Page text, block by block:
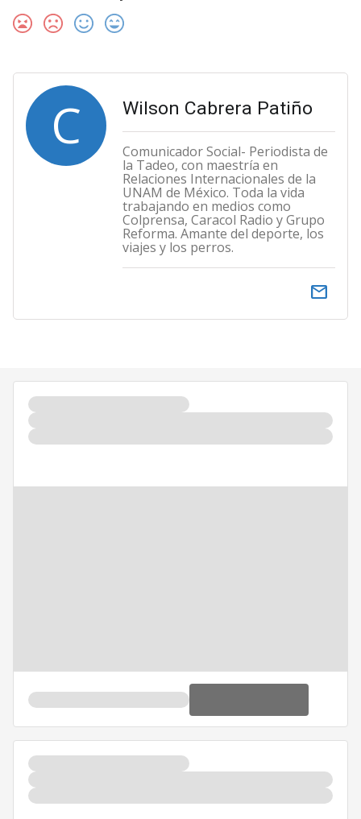
C Wilson Cabrera Patiño
Comunicador Social- Periodista de
la Tadeo, con maestría en
Relaciones Internacionales de la
UNAM de México. Toda la vida
trabajando en medios como
Colprensa, Caracol Radio y Grupo
Reforma. Amante del deporte, los
viajes y los perros.
email